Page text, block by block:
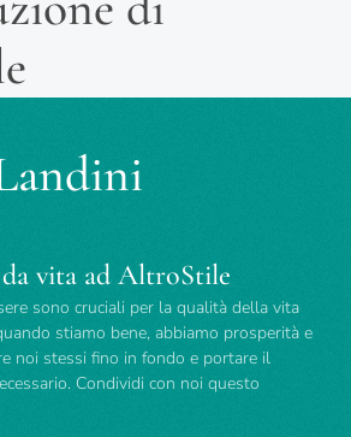
vita ad AltroStile
sono cruciali per la qualità della vita
stiamo bene, abbiamo prosperità e
noi stessi fino in fondo e portare il
Condividi con noi questo